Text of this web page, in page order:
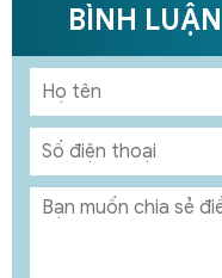
BÌNH